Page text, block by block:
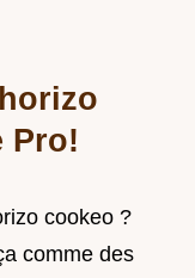
Pro!
cookeo ?
comme des